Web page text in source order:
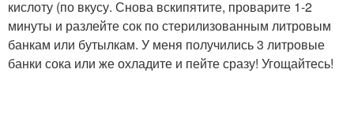
кислоту (по вкусу. Снова вскипятите, проварите 1-2
минуты и разлейте сок по стерилизованным литровым
банкам или бутылкам. У меня получились 3 литровые
банки сока или же охладите и пейте сразу! Угощайтесь!